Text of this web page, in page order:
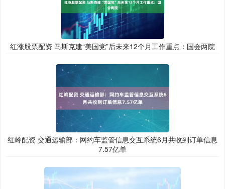
红涨股票配资 马斯克建“美国党”后未来12个月工作重点：国会两院
红岭配资 交通运输部：网约车监管信息交互系统6月共收到订单信息
7.57亿单